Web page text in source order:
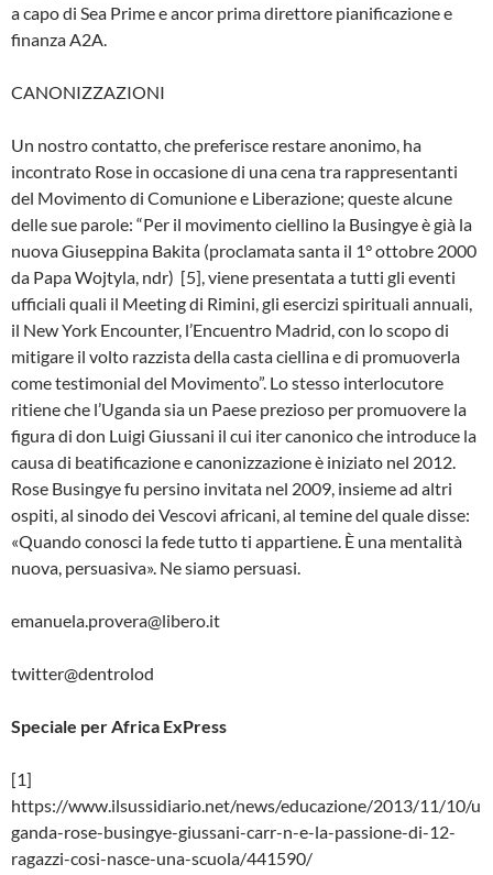
a capo di Sea Prime e ancor prima direttore pianificazione e
finanza A2A.
CANONIZZAZIONI
Un nostro contatto, che preferisce restare anonimo, ha
incontrato Rose in occasione di una cena tra rappresentanti
del Movimento di Comunione e Liberazione; queste alcune
delle sue parole: “Per il movimento ciellino la Busingye è già la
nuova Giuseppina Bakita (proclamata santa il 1° ottobre 2000
da Papa Wojtyla, ndr) [5], viene presentata a tutti gli eventi
ufficiali quali il Meeting di Rimini, gli esercizi spirituali annuali,
il New York Encounter, l’Encuentro Madrid, con lo scopo di
mitigare il volto razzista della casta ciellina e di promuoverla
come testimonial del Movimento”. Lo stesso interlocutore
ritiene che l’Uganda sia un Paese prezioso per promuovere la
figura di don Luigi Giussani il cui iter canonico che introduce la
causa di beatificazione e canonizzazione è iniziato nel 2012.
Rose Busingye fu persino invitata nel 2009, insieme ad altri
ospiti, al sinodo dei Vescovi africani, al temine del quale disse:
«Quando conosci la fede tutto ti appartiene. È una mentalità
nuova, persuasiva». Ne siamo persuasi.
emanuela.provera@libero.it
twitter@dentrolod
Speciale per Africa ExPress
[1]
https://www.ilsussidiario.net/news/educazione/2013/11/10/u
ganda-rose-busingye-giussani-carr-n-e-la-passione-di-12-
ragazzi-cosi-nasce-una-scuola/441590/